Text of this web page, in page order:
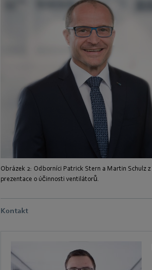
Obrázek 2: Odborníci Patrick Stern a Martin Schulz
prezentace o účinnosti ventilátorů.
Kontakt